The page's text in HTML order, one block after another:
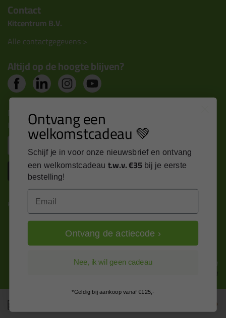
Contact
Kitcentrum B.V.
Alle contactgegevens >
Altijd op de hoogte blijven?
Nieuws, tips en exclusieve deals rechtstreeks in je
inbox
Inschrijven
Kitcentrum is trots op:
Alle prijzen zijn in EURO en excl. 21% BTW
wijzig naar incl. BTW
Ontvang een
welkomstcadeau 💚
Schijf je in voor onze nieuwsbrief en ontvang
een welkomstcadeau t.w.v. €35 bij je eerste
bestelling!
Email
Ontvang de actiecode ›
Nee, ik wil geen cadeau
*Geldig bij aankoop vanaf €125,-